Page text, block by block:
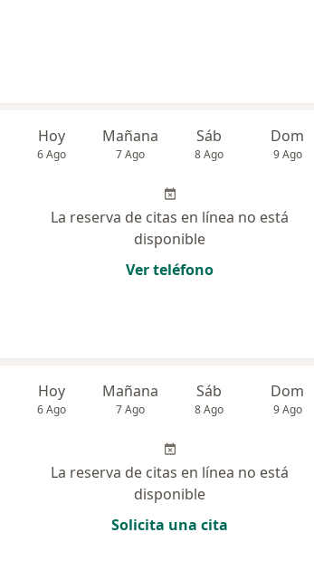
Hoy
6 Ago
Mañana
7 Ago
Sáb
8 Ago
Dom
9 Ago
La reserva de citas en línea no está
disponible
Ver teléfono
Hoy
6 Ago
Mañana
7 Ago
Sáb
8 Ago
Dom
9 Ago
La reserva de citas en línea no está
disponible
Solicita una cita